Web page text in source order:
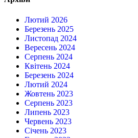
Лютий 2026
Березень 2025
Листопад 2024
Вересень 2024
Серпень 2024
Квітень 2024
Березень 2024
Лютий 2024
Жовтень 2023
Серпень 2023
Липень 2023
Червень 2023
Січень 2023